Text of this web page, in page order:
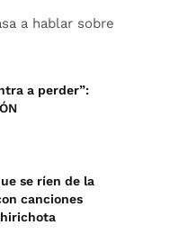
a hablar sobre
a perder”:
se ríen de la
canciones